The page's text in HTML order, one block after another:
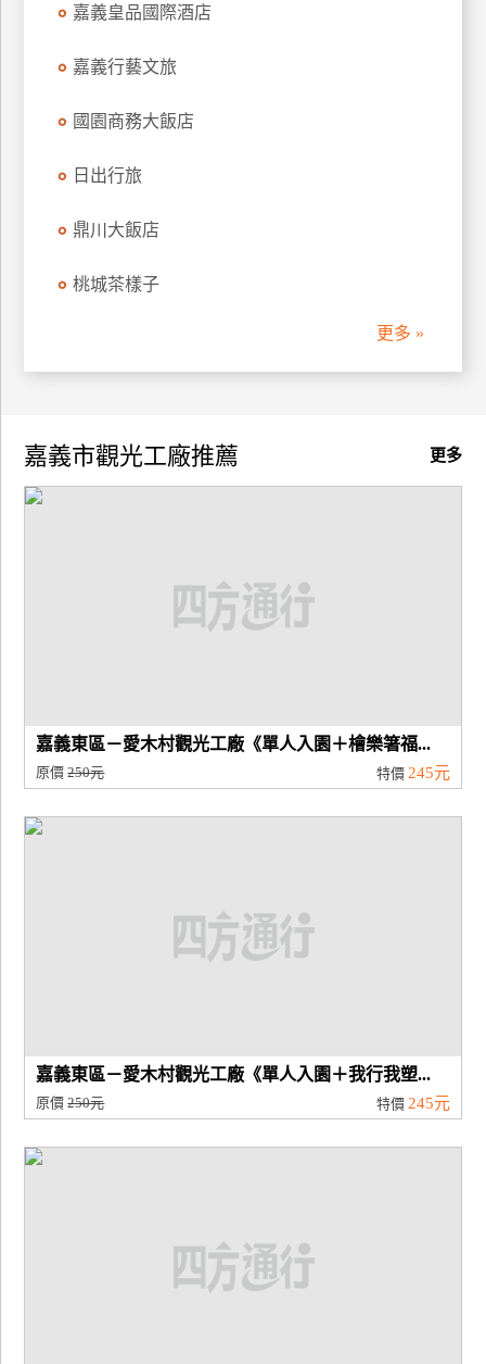
飯
作
計
商
嘉義皇品國際酒店
嘉義行藝文旅
國園商務大飯店
日出行旅
鼎川大飯店
桃城茶樣子
更多 »
更多
嘉義市觀光工廠推薦
嘉義東區－愛木村觀光工廠《單人入園＋檜樂箸福...
原價250元 特價 245元
嘉義東區－愛木村觀光工廠《單人入園＋我行我塑...
原價250元 特價 245元